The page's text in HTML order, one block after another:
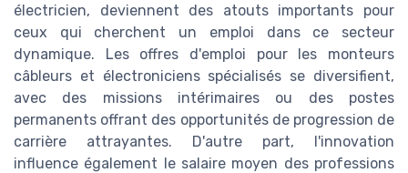
électricien, deviennent des atouts importants pour
ceux qui cherchent un emploi dans ce secteur
dynamique. Les offres d'emploi pour les monteurs
câbleurs et électroniciens spécialisés se diversifient,
avec des missions intérimaires ou des postes
permanents offrant des opportunités de progression de
carrière attrayantes. D'autre part, l'innovation
influence également le salaire moyen des professions